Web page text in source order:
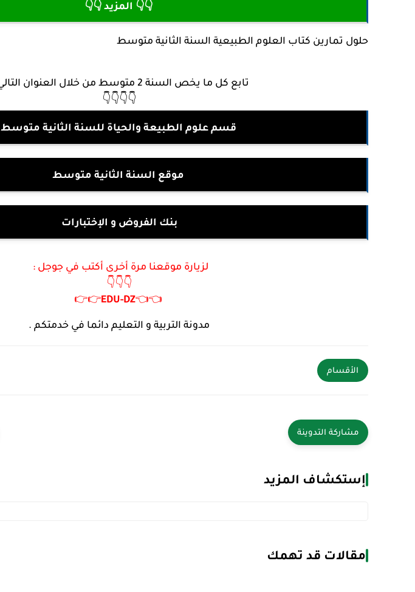
👇👇 المزيد 👇👇
حلول تمارين كتاب العلوم الطبيعية السنة الثانية متوسط
تابع كل ما يخص السنة 2 متوسط من خلال العنوان التالي :
👇👇👇👇
قسم علوم الطبيعة والحياة للسنة الثانية متوسط
موقع السنة الثانية متوسط
بنك الفروض و الإختبارات
لزيارة موقعنا مرة أخرى أكتب في جوجل :
👇👇👇
👈👈
EDU-DZ
👉👉
مدونة التربية و التعليم دائما في خدمتكم .
الأقسام
إستكشاف المزيد
مقالات قد تهمك